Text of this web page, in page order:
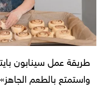
واستمتع بالطعم الجاهز»